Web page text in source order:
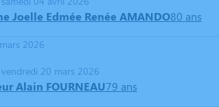
Joelle Edmée Renée AMANDO80 ans
2026
20 mars 2026
Alain FOURNEAU79 ans